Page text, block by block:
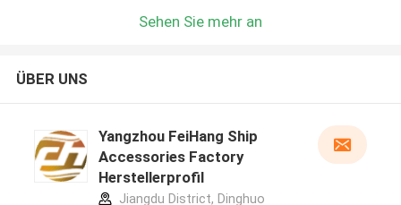
Sehen Sie mehr an
ÜBER UNS
Yangzhou FeiHang Ship
Accessories Factory
Herstellerprofil
Jiangdu District, Dinghuo